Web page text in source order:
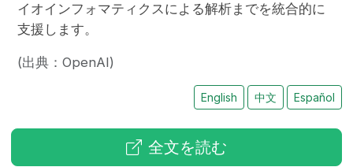
イオインフォマティクスによる解析までを統合的に
支援します。
(出典：OpenAI)
English 中文 Español
全文を読む